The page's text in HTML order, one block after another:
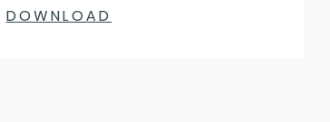
DOWNLOAD